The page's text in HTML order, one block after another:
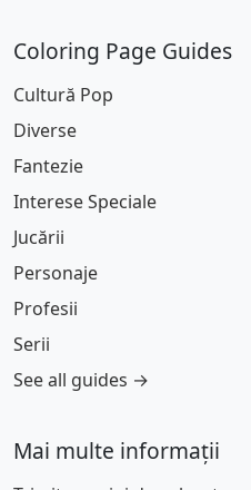
Coloring Page Guides
Cultură Pop
Diverse
Fantezie
Interese Speciale
Jucării
Personaje
Profesii
Serii
See all guides →
Mai multe informații